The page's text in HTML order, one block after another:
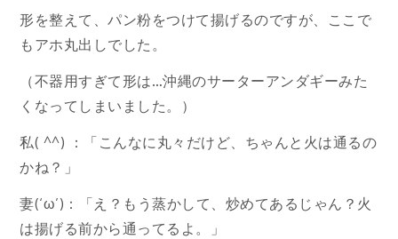
形を整えて、パン粉をつけて揚げるのですが、ここで
もアホ丸出しでした。
（不器用すぎて形は…沖縄のサーターアンダギーみた
くなってしまいました。）
私( ^^) ：「こんなに丸々だけど、ちゃんと火は通るの
かね？」
妻(‘ω’)：「え？もう蒸かして、炒めてあるじゃん？火
は揚げる前から通ってるよ。」